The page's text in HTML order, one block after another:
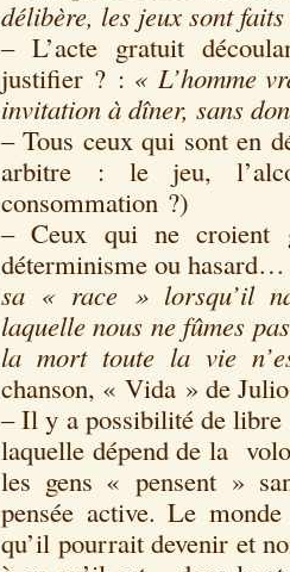
délibère, les jeux sont
– L’acte gratuit
justifier ? : « L’homme
invitation à dîner, sans
– Tous ceux qui sont en
arbitre : le jeu,
consommation ?)
– Ceux qui ne croient
déterminisme ou
sa « race » lorsqu’il
laquelle nous ne fûmes
la mort toute la vie
chanson, « Vida » de
– Il y a possibilité de libre
laquelle dépend de la
les gens « pensent »
pensée active. Le
qu’il pourrait devenir et